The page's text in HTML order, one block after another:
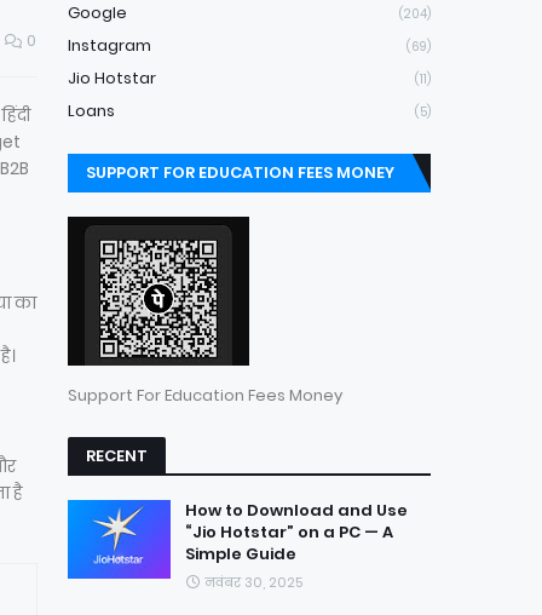
0
का
है
Google (204)
Instagram (69)
Jio Hotstar (11)
Loans (5)
SUPPORT FOR EDUCATION FEES MONEY
Support For Education Fees Money
RECENT
How to Download and Use
“Jio Hotstar” on a PC — A
Simple Guide
नवंबर 30, 2025